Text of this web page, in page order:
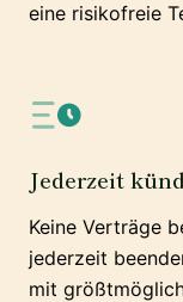
eine risikofreie
Jederzeit
Keine Verträge
jederzeit
mit